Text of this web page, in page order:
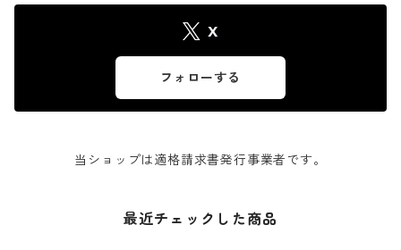
X
フォローする
当ショップは適格請求書発行事業者です。
最近チェックした商品